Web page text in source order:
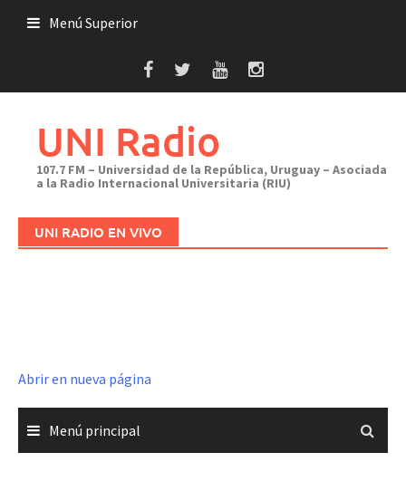
Menú Superior
UNI Radio
107.7 FM – Universidad de la República, Uruguay – Asociada
a la Radio Internacional Universitaria (RIU)
UNI RADIO EN VIVO
Abrir en nueva página
Menú principal